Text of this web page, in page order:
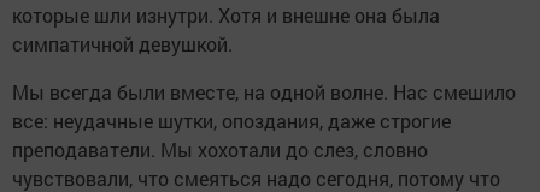
которые шли изнутри. Хотя и внешне она была
симпатичной девушкой.
Мы всегда были вместе, на одной волне. Нас смешило
все: неудачные шутки, опоздания, даже строгие
преподаватели. Мы хохотали до слез, словно
чувствовали, что смеяться надо сегодня, потому что